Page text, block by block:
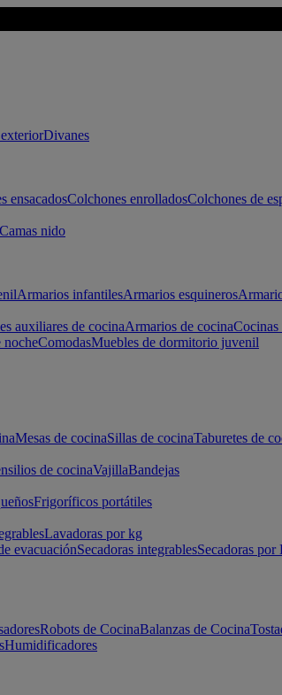
Divanes
ensacadosColchones enrolladosColchones de
Camas nido
Armarios infantilesArmarios esquineros
auxiliares de cocinaArmarios de cocinaCocinas
nocheComodasMuebles de dormitorio juvenil
Mesas de cocinaSillas de cocinaTaburetes de
de cocinaVajillaBandejas
Frigoríficos portátiles
Lavadoras por kg
evacuaciónSecadoras integrablesSecadoras por
Robots de CocinaBalanzas de Cocina
Humidificadores